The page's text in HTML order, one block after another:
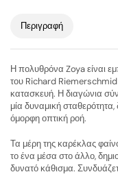
Περιγραφή
Η πολυθρόνα Zoya είναι
του Richard Riemerschmid
κατασκευή. Η διαγώνια
μία δυναμική
όμορφη οπτική ροή.
Τα μέρη της καρέκλας
το ένα μέσα στο άλλο,
δυνατό κάθισμα.